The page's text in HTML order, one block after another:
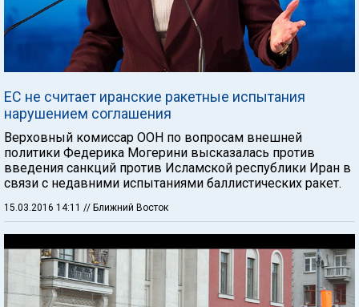
ЕС не считает иранские ракетные испытания
нарушением соглашения
Верховный комиссар ООН по вопросам внешней
политики Федерика Могерини высказалась против
введения санкций против Исламской республики Иран в
связи с недавними испытаниями баллистических ракет.
15.03.2016 14:11 // Ближний Восток